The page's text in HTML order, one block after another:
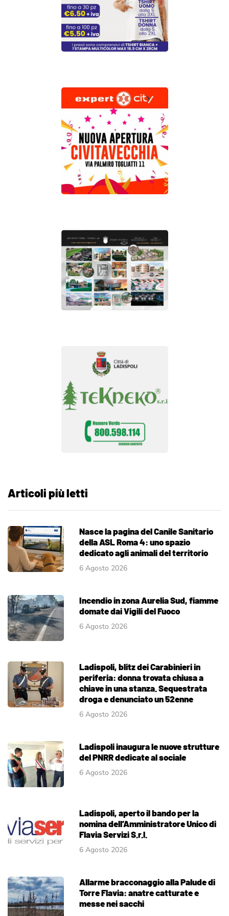
Articoli più letti
Nasce la pagina del Canile Sanitario
della ASL Roma 4: uno spazio
dedicato agli animali del territorio
6 Agosto 2026
Incendio in zona Aurelia Sud, fiamme
domate dai Vigili del Fuoco
6 Agosto 2026
Ladispoli, blitz dei Carabinieri in
periferia: donna trovata chiusa a
chiave in una stanza. Sequestrata
droga e denunciato un 52enne
6 Agosto 2026
Ladispoli inaugura le nuove strutture
del PNRR dedicate al sociale
6 Agosto 2026
Ladispoli, aperto il bando per la
nomina dell’Amministratore Unico di
Flavia Servizi S.r.l.
6 Agosto 2026
Allarme bracconaggio alla Palude di
Torre Flavia: anatre catturate e
messe nei sacchi